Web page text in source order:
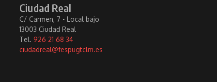
Ciudad Real
C/ Carmen, 7 - Local bajo
13003 Ciudad Real
Tel. 926 21 68 34
ciudadreal@fespugtclm.es